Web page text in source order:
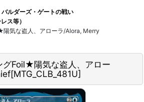
ルダーズ・ゲートの戦い
ス等）
陽気な盗人、アローラ/Alora, Merry
グFoil★陽気な盗人、アロー